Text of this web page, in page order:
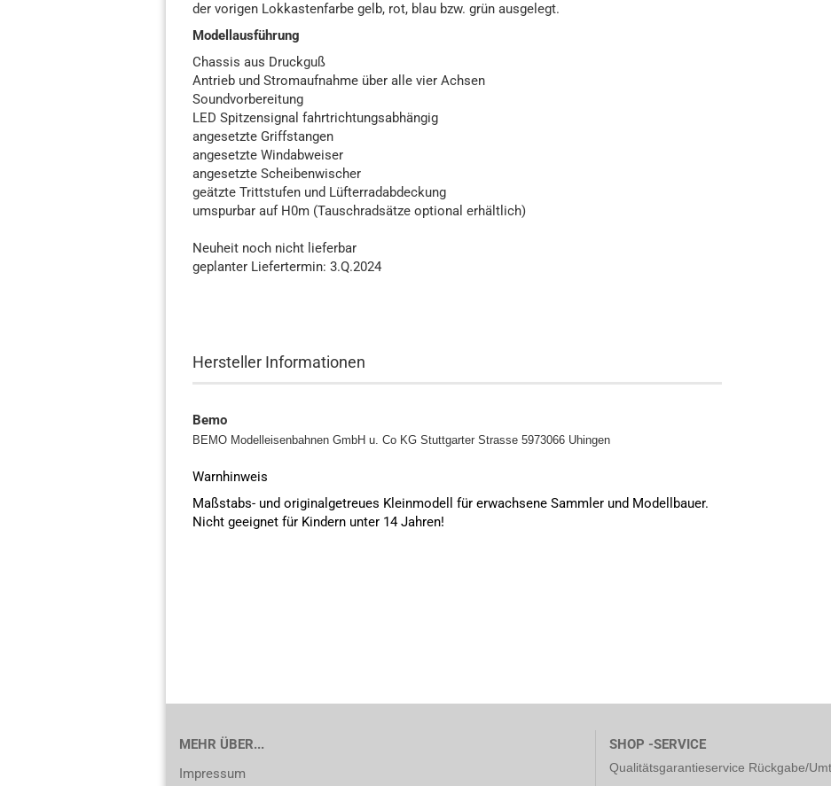
der vorigen Lokkastenfarbe gelb, rot, blau bzw. grün ausgelegt.
Modellausführung
Chassis aus Druckguß
Antrieb und Stromaufnahme über alle vier Achsen
Soundvorbereitung
LED Spitzensignal fahrtrichtungsabhängig
angesetzte Griffstangen
angesetzte Windabweiser
angesetzte Scheibenwischer
geätzte Trittstufen und Lüfterradabdeckung
umspurbar auf H0m (Tauschradsätze optional erhältlich)
Neuheit noch nicht lieferbar
geplanter Liefertermin: 3.Q.2024
Hersteller Informationen
Bemo
BEMO Modelleisenbahnen GmbH u. Co KG Stuttgarter Strasse 5973066 Uhingen
Warnhinweis
Maßstabs- und originalgetreues Kleinmodell für erwachsene Sammler und Modellbauer.
Nicht geeignet für Kindern unter 14 Jahren!
MEHR ÜBER...
Impressum
SHOP -SERVICE
Qualitätsgarantieservice Rückgabe/